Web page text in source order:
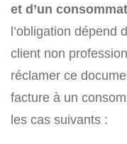
et d’un
l’obligation dépend
client non
réclamer ce
facture à un
les cas suivants :